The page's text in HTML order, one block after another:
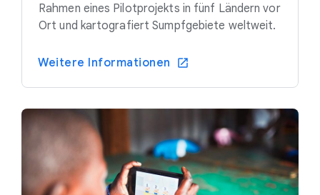
Rahmen eines Pilotprojekts in fünf Ländern vor
Ort und kartografiert Sumpfgebiete weltweit.
Weitere Informationen